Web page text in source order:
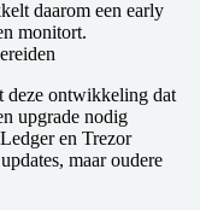
daarom een early
monitort.
deze ontwikkeling dat
upgrade nodig
en Trezor
maar oudere